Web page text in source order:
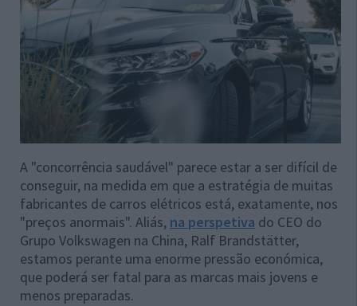
A "concorrência saudável" parece estar a ser difícil de
conseguir, na medida em que a estratégia de muitas
fabricantes de carros elétricos está, exatamente, nos
"preços anormais". Aliás, na perspetiva do CEO do
Grupo Volkswagen na China, Ralf Brandstätter,
estamos perante uma enorme pressão económica,
que poderá ser fatal para as marcas mais jovens e
menos preparadas.